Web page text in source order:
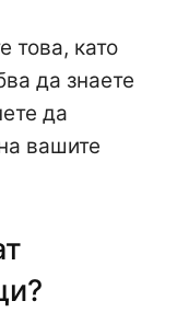
това, като
да знаете
да
вашите